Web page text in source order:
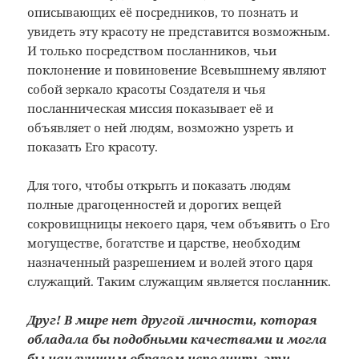
описывающих её посредников, то познать и
увидеть эту красоту не представится возможным.
И только посредством посланников, чьи
поклонение и повиновение Всевышнему являют
собой зеркало красоты Создателя и чья
посланническая миссия показывает её и
объявляет о ней людям, возможно узреть и
показать Его красоту.
Для того, чтобы открыть и показать людям
полные драгоценностей и дорогих вещей
сокровищницы некоего царя, чем объявить о Его
могуществе, богатстве и царстве, необходим
назначенный разрешением и волей этого царя
служащий. Таким служащим является посланник.
Друг! В мире нет другой личности, которая
обладала бы подобными качествами и могла